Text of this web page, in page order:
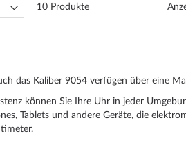
10Produkte
das Kaliber 9054 verfügen über eine
können Sie Ihre Uhr in jeder
Tablets und andere Geräte, die